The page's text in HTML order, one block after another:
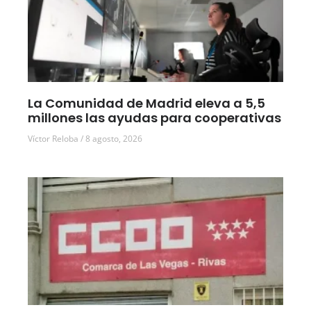
La Comunidad de Madrid eleva a 5,5
millones las ayudas para cooperativas
Víctor Reloba 8 agosto, 2026